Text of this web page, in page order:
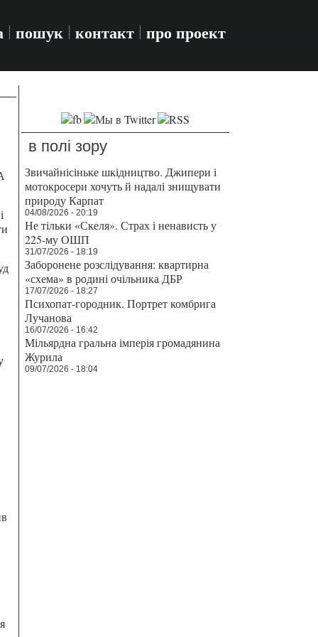
пошук контакт про проект
в полі зору
Звичайнісіньке шкідництво. Джипери і
мотокросери хочуть й надалі знищувати
природу Карпат
04/08/2026 - 20:19
Не тільки «Скеля». Страх і ненависть у
225-му ОШП
31/07/2026 - 18:19
Заборонене розслідування: квартирна
«схема» в родині очільника ДБР
17/07/2026 - 18:27
Психопат-городник. Портрет комбрига
Лучанова
16/07/2026 - 16:42
Мільярдна гральна імперія громадянина
Журила
09/07/2026 - 18:04